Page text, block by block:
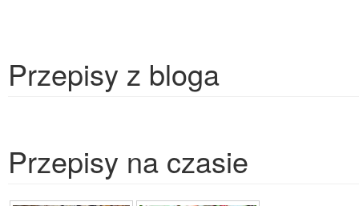
Przepisy z bloga
Przepisy na czasie